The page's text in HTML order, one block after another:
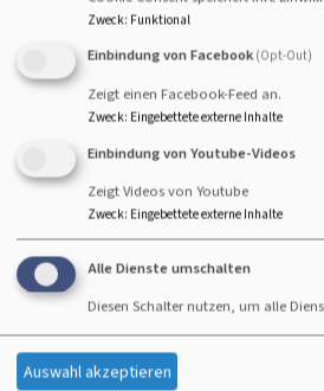
es sprosst, lasse ich's euch hören.
Der Menschensohn ist's, der den
Der Acker ist die Welt.
Matthäus 13,37-38
© Evangelische Brüder-Unität –Herrnhuter
Weitere Informationen finden Siehier.
Hauptnavigation
Startseite
da!
Fußbereichsmenü
Zweck: Funktional
Einbindung von Facebook (Opt-Out)
Zeigt einen Facebook-Feed an.
Zweck: Eingebettete externe Inhalte
Einbindung von Youtube-Videos
Zeigt Videos von Youtube
Zweck: Eingebettete externe Inhalte
Alle Dienste umschalten
Diesen Schalter nutzen, um alle
Auswahl akzeptieren